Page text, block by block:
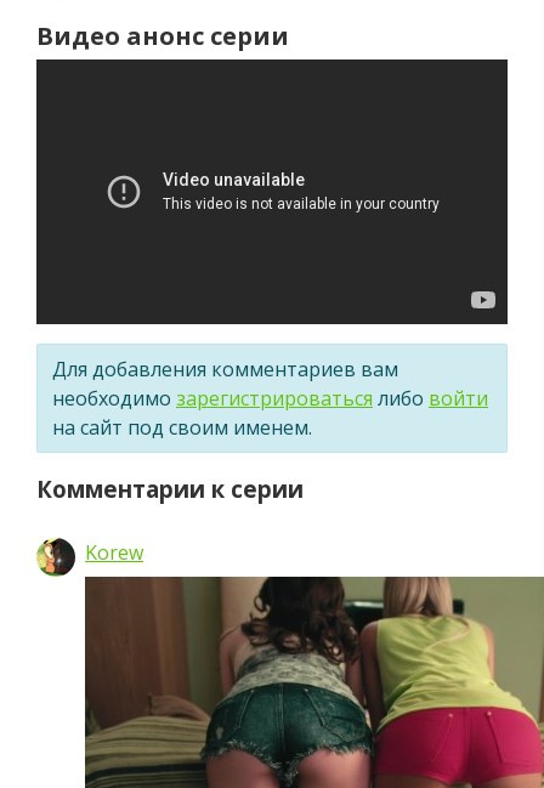
Видео анонс серии
Для добавления комментариев вам
необходимо зарегистрироваться либо войти
на сайт под своим именем.
Комментарии к серии
Korew